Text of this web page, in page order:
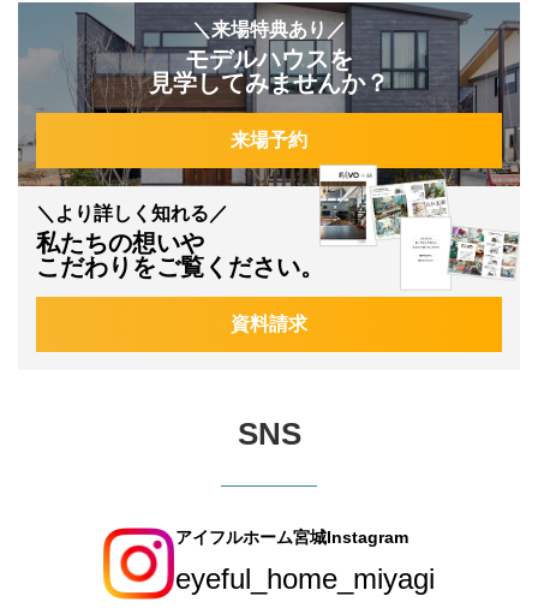
＼来場特典あり／
モデルハウスを
見学してみませんか？
来場予約
＼より詳しく知れる／
私たちの想いや
こだわりをご覧ください。
資料請求
SNS
アイフルホーム宮城Instagram
eyeful_home_miyagi